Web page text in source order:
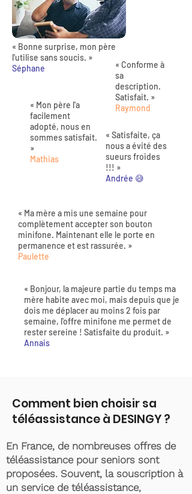
« Bonne surprise, mon père
l'utilise sans soucis. »
Séphane
« Mon père l'a
facilement
adopté, nous en
sommes satisfait.
»
Mathias
« Conforme à
sa
description.
Satisfait. »
Raymond
« Satisfaite, ça
nous a évité des
sueurs froides
!!! »
Andrée 😅
« Ma mère a mis une semaine pour
complètement accepter son bouton
minifone. Maintenant elle le porte en
permanence et est rassurée. »
Paulette
« Bonjour, la majeure partie du temps ma
mère habite avec moi, mais depuis que je
dois me déplacer au moins 2 fois par
semaine, l'offre minifone me permet de
rester sereine ! Satisfaite du produit. »
Annais
Comment bien choisir sa
téléassistance à DESINGY ?
En France, de nombreuses offres de
téléassistance pour seniors sont
proposées. Souvent, la souscription à
un service de téléassistance,